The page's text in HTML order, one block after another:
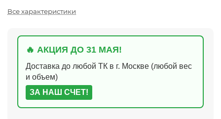
Все характеристики
🔥 АКЦИЯ ДО 31 МАЯ!
Доставка до любой ТК в г. Москве (любой вес
и объем)
ЗА НАШ СЧЕТ!